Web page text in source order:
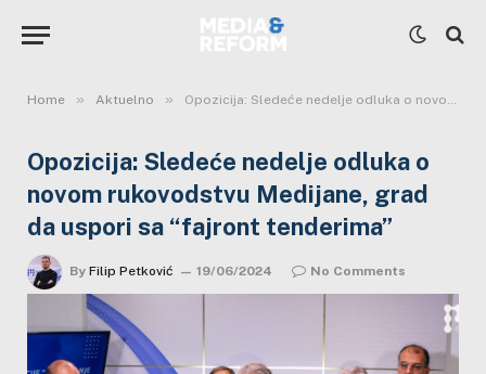
Home » Aktuelno » Opozicija: Sledeće nedelje odluka o novom rukovodstvu Medijane, grad da uspori sa “fajront tenderima”
Opozicija: Sledeće nedelje odluka o
novom rukovodstvu Medijane, grad
da uspori sa “fajront tenderima”
By Filip Petković 19/06/2024 No Comments